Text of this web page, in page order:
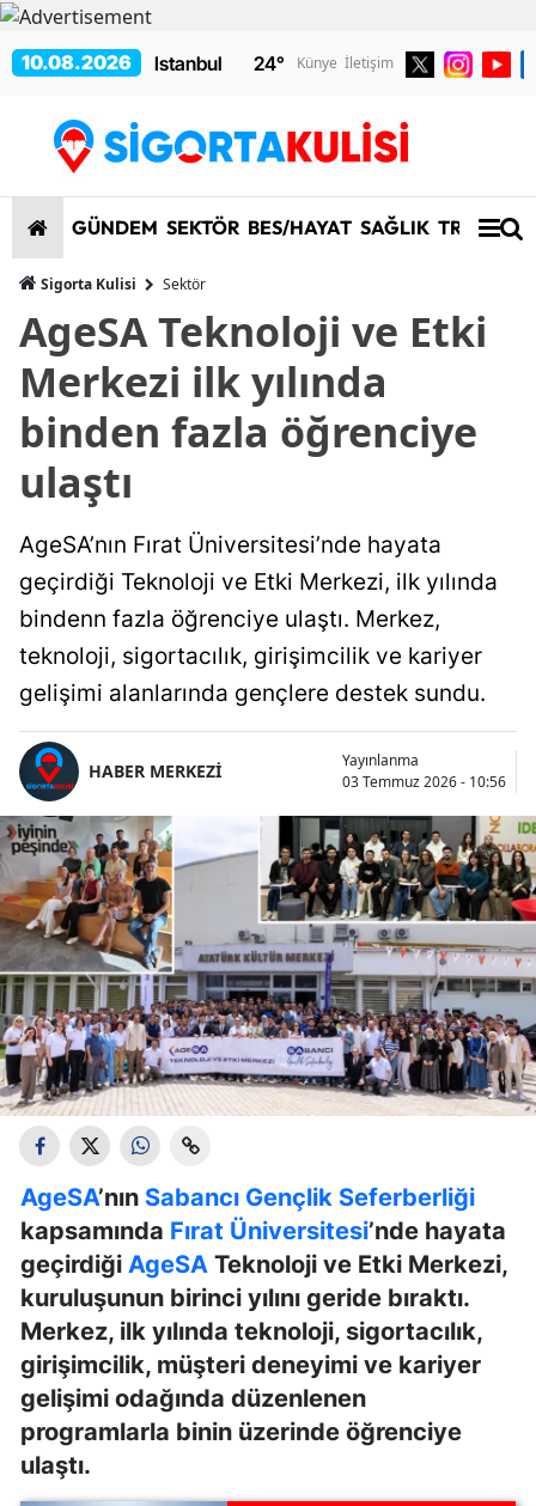
10.08.2026 24° Künye İletişim
GÜNDEM SEKTÖR BES/HAYAT SAĞLIK TRAFİK/
Sigorta Kulisi Sektör
AgeSA Teknoloji ve Etki
Merkezi ilk yılında
binden fazla öğrenciye
ulaştı
AgeSA’nın Fırat Üniversitesi’nde hayata
geçirdiği Teknoloji ve Etki Merkezi, ilk yılında
bindenn fazla öğrenciye ulaştı. Merkez,
teknoloji, sigortacılık, girişimcilik ve kariyer
gelişimi alanlarında gençlere destek sundu.
HABER MERKEZİ
Yayınlanma
03 Temmuz 2026 - 10:56
AgeSA’nın Sabancı Gençlik Seferberliği
kapsamında Fırat Üniversitesi’nde hayata
geçirdiği AgeSA Teknoloji ve Etki Merkezi,
kuruluşunun birinci yılını geride bıraktı.
Merkez, ilk yılında teknoloji, sigortacılık,
girişimcilik, müşteri deneyimi ve kariyer
gelişimi odağında düzenlenen
programlarla binin üzerinde öğrenciye
ulaştı.